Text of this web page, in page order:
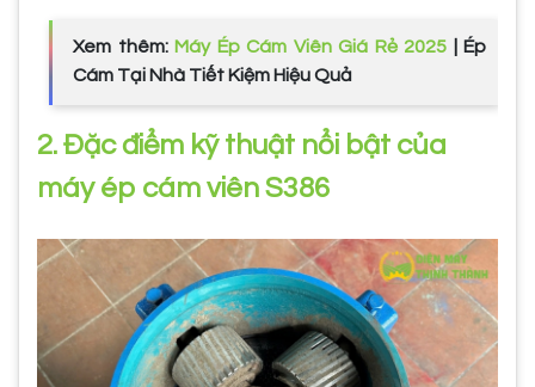
Xem thêm: Máy Ép Cám Viên Giá Rẻ 2025 | Ép
Cám Tại Nhà Tiết Kiệm Hiệu Quả
2. Đặc điểm kỹ thuật nổi bật của
máy ép cám viên S386